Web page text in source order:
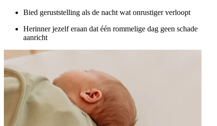
Bied geruststelling als de nacht wat onrustiger verloopt
Herinner jezelf eraan dat één rommelige dag geen schade
aanricht